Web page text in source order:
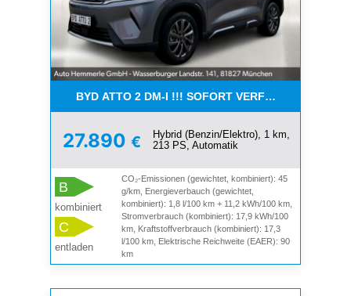
BYD ATTO 2 DM-I !!! SOFORT VERFÜGBAR !!!
27.890 €
Hybrid (Benzin/Elektro), 1 km,
213 PS, Automatik
B
kombiniert
C
entladen
CO₂-Emissionen (gewichtet, kombiniert): 45
g/km, Energieverbauch (gewichtet,
kombiniert): 1,8 l/100 km + 11,2 kWh/100 km,
Stromverbrauch (kombiniert): 17,9 kWh/100
km, Kraftstoffverbrauch (kombiniert): 17,3
l/100 km, Elektrische Reichweite (EAER): 90
km